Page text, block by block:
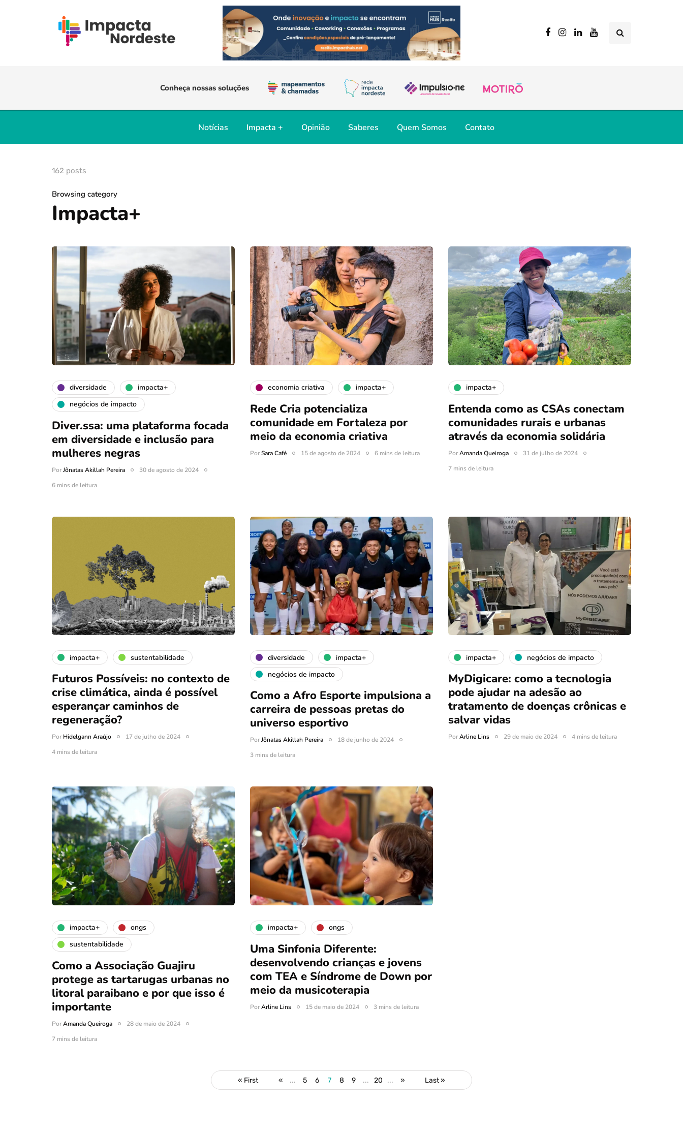
Conheça nossas soluções
Notícias Impacta + Opinião Saberes Quem Somos Contato
162 posts
Browsing category
Impacta+
diversidade
impacta+
negócios de impacto
Diver.ssa: uma plataforma focada
em diversidade e inclusão para
mulheres negras
PorJônatas Akillah Pereira
30 de agosto de 2024
6 mins de leitura
economia criativa impacta+
Rede Cria potencializa
comunidade em Fortaleza por
meio da economia criativa
PorSara Café 15 de agosto de 2024 6 mins de leitura
impacta+
Entenda como as CSAs conectam
comunidades rurais e urbanas
através da economia solidária
PorAmanda Queiroga
31 de julho de 2024
7 mins de leitura
impacta+ sustentabilidade
Futuros Possíveis: no contexto de
crise climática, ainda é possível
esperançar caminhos de
regeneração?
PorHidelgann Araújo
17 de julho de 2024
4 mins de leitura
diversidade
impacta+
negócios de impacto
Como a Afro Esporte impulsiona a
carreira de pessoas pretas do
universo esportivo
PorJônatas Akillah Pereira
18 de junho de 2024
3 mins de leitura
impacta+ negócios de impacto
MyDigicare: como a tecnologia
pode ajudar na adesão ao
tratamento de doenças crônicas e
salvar vidas
PorArline Lins 29 de maio de 2024 4 mins de leitura
impacta+
ongs
sustentabilidade
Como a Associação Guajiru
protege as tartarugas urbanas no
litoral paraibano e por que isso é
importante
PorAmanda Queiroga
28 de maio de 2024
7 mins de leitura
impacta+ ongs
Uma Sinfonia Diferente:
desenvolvendo crianças e jovens
com TEA e Síndrome de Down por
meio da musicoterapia
PorArline Lins 15 de maio de 2024 3 mins de leitura
« First « ... 5 6 7 8 9 ... 20 ... » Last »